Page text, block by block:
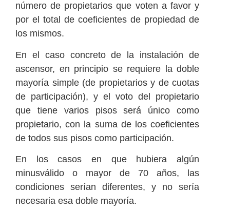
número de propietarios que voten a favor y
por el total de coeficientes de propiedad de
los mismos.
En el caso concreto de la instalación de
ascensor, en principio se requiere la doble
mayoría simple (de propietarios y de cuotas
de participación), y el voto del propietario
que tiene varios pisos será único como
propietario, con la suma de los coeficientes
de todos sus pisos como participación.
En los casos en que hubiera algún
minusválido o mayor de 70 años, las
condiciones serían diferentes, y no sería
necesaria esa doble mayoría.